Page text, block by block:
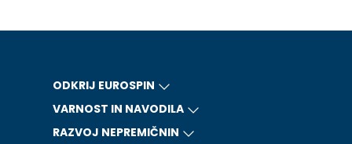
ODKRIJ EUROSPIN
VARNOST IN NAVODILA
RAZVOJ NEPREMIČNIN